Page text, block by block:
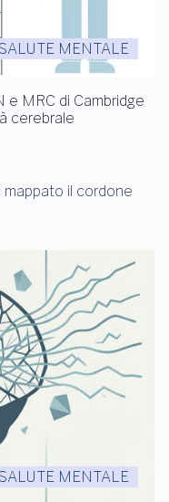
SALUTE MENTALE
e MRC di Cambridge
cerebrale
mappato il cordone
SALUTE MENTALE